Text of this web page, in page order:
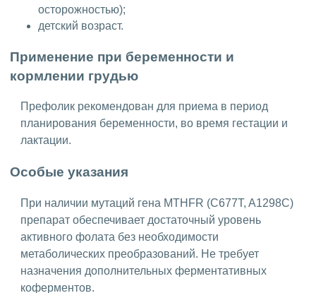
осторожностью);
детский возраст.
Применение при беременности и
кормлении грудью
Префолик рекомендован для приема в период
планирования беременности, во время гестации и
лактации.
Особые указания
При наличии мутаций гена MTHFR (C677T, A1298C)
препарат обеспечивает достаточный уровень
активного фолата без необходимости
метаболических преобразований. Не требует
назначения дополнительных ферментативных
коферментов.